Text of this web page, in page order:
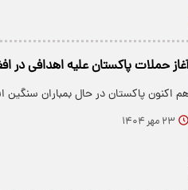
حملات پاکستان علیه اهدافی در
اکنون پاکستان در حال بمباران
۲۳ مهر ۱۴۰۴